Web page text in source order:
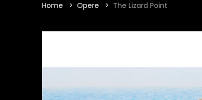
Home Opere The Lizard Point